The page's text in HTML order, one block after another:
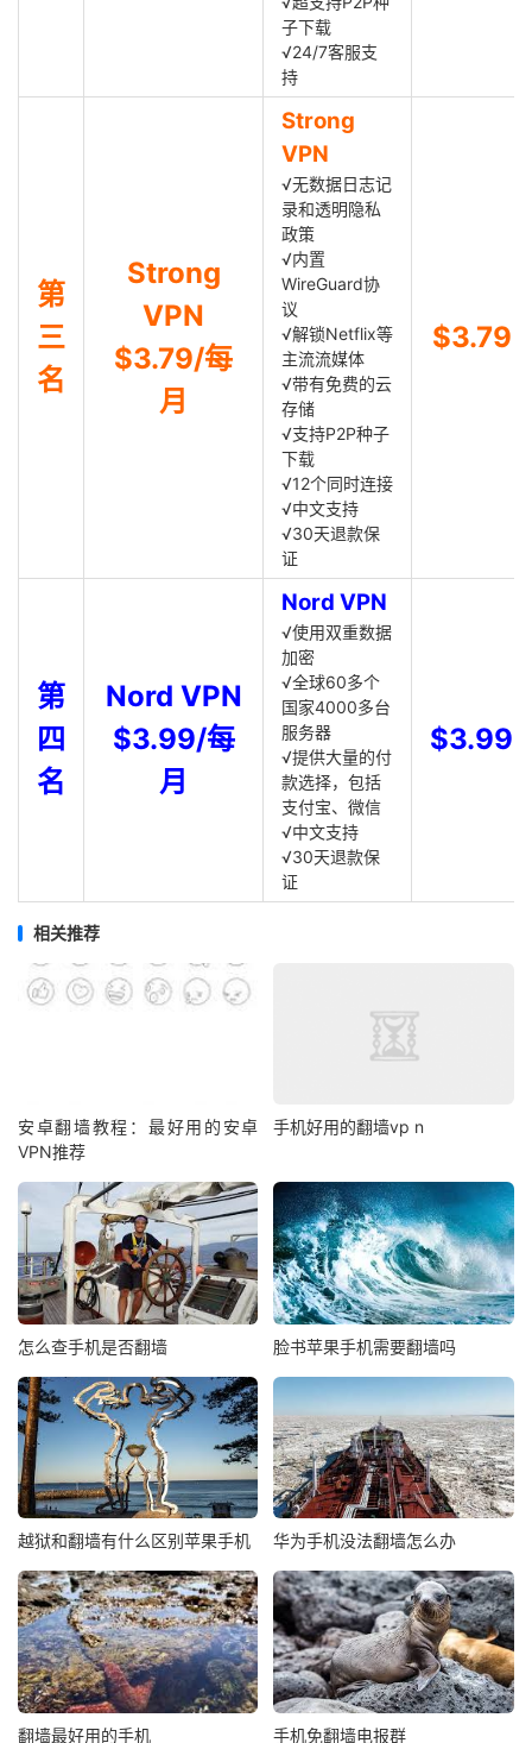
子下载
√24/7客服支
持
第
三
名
Strong
VPN
$3.79/每
月
Strong
VPN
√无数据日志记
录和透明隐私
政策
√内置
WireGuard协
议
√解锁Netflix等
主流流媒体
√带有免费的云
存储
√支持P2P种子
下载
√12个同时连接
√中文支持
√30天退款保
证
$3.79
第
四
名
Nord VPN
$3.99/每
月
Nord VPN
√使用双重数据
加密
√全球60多个
国家4000多台
服务器
√提供大量的付
款选择，包括
支付宝、微信
√中文支持
√30天退款保
证
$3.99
相关推荐
安卓翻墙教程：最好用的安卓
VPN推荐
手机好用的翻墙vp n
怎么查手机是否翻墙 脸书苹果手机需要翻墙吗
越狱和翻墙有什么区别苹果手机 华为手机没法翻墙怎么办
翻墙最好用的手机 手机免翻墙电报群